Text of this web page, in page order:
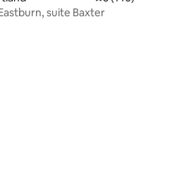
suite Baxter